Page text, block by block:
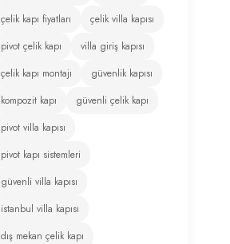
çelik kapı fiyatları
çelik villa kapısı
pivot çelik kapı
villa giriş kapısı
çelik kapı montajı
güvenlik kapısı
kompozit kapı
güvenli çelik kapı
pivot villa kapısı
pivot kapı sistemleri
güvenli villa kapısı
istanbul villa kapısı
dış mekan çelik kapı